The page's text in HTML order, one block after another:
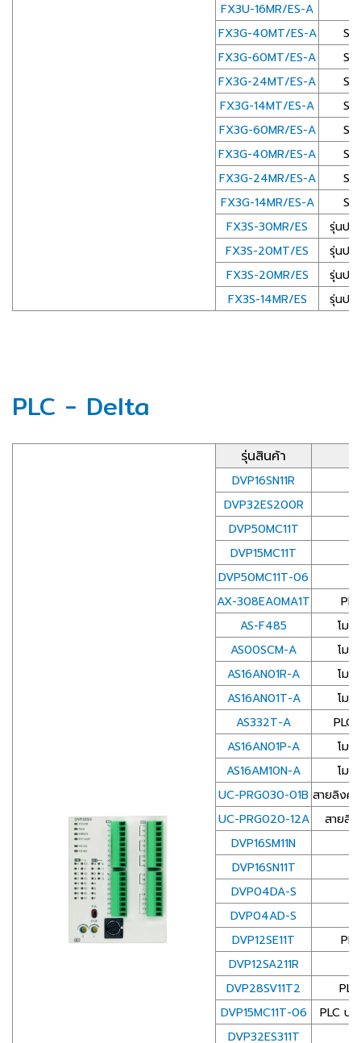
FX3U-16MR/ES-A
FX3G-40MT/ES-A
FX3G-60MT/ES-A
FX3G-24MT/ES-A
FX3G-14MT/ES-A
FX3G-60MR/ES-A
FX3G-40MR/ES-A
FX3G-24MR/ES-A
FX3G-14MR/ES-A
FX3S-30MR/ES
รุ่นปร
FX3S-20MT/ES
รุ่นปร
FX3S-20MR/ES
รุ่นปร
FX3S-14MR/ES
รุ่นปร
PLC - Delta
รุ่นสินค้า
DVP16SN11R
DVP32ES200R
DVP50MC11T
DVP15MC11T
DVP50MC11T-06
AX-308EA0MA1T
AS-F485
โมดู
AS00SCM-A
โมดู
AS16AN01R-A
โมดู
AS16AN01T-A
โมดู
AS332T-A
PLC
AS16AN01P-A
โมดู
AS16AM10N-A
โมดู
UC-PRG030-01B สายลิงค์
UC-PRG020-12A
สายลิ
DVP16SM11N
DVP16SN11T
DVP04DA-S
DVP04AD-S
DVP12SE11T
DVP12SA211R
DVP28SV11T2
DVP15MC11T-06
PLC ป
DVP32ES311T